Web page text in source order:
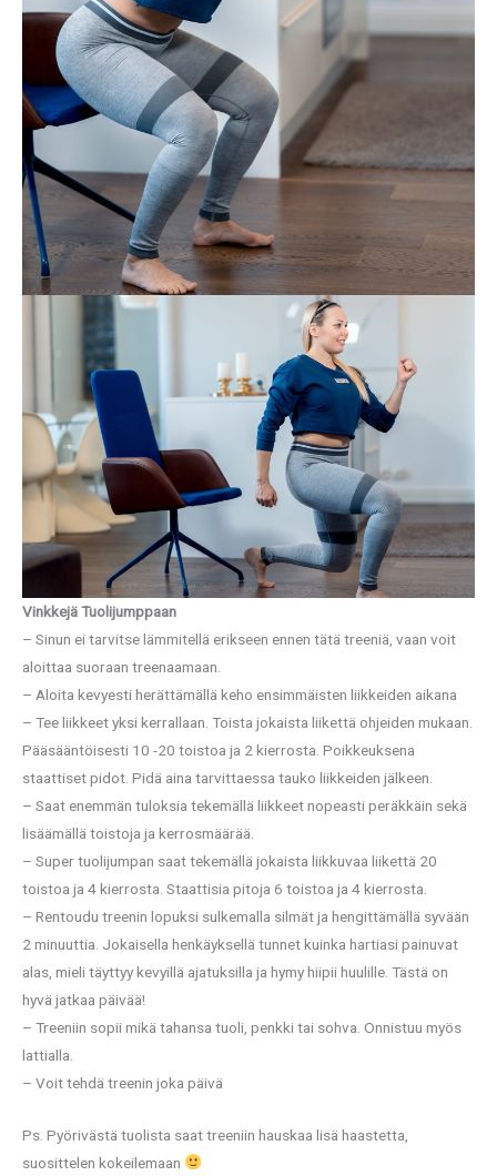
Vinkkejä Tuolijumppaan
– Sinun ei tarvitse lämmitellä erikseen ennen tätä treeniä, vaan voit
aloittaa suoraan treenaamaan.
– Aloita kevyesti herättämällä keho ensimmäisten liikkeiden aikana
– Tee liikkeet yksi kerrallaan. Toista jokaista liikettä ohjeiden mukaan.
Pääsääntöisesti 10 -20 toistoa ja 2 kierrosta. Poikkeuksena
staattiset pidot. Pidä aina tarvittaessa tauko liikkeiden jälkeen.
– Saat enemmän tuloksia tekemällä liikkeet nopeasti peräkkäin sekä
lisäämällä toistoja ja kerrosmäärää.
– Super tuolijumpan saat tekemällä jokaista liikkuvaa liikettä 20
toistoa ja 4 kierrosta. Staattisia pitoja 6 toistoa ja 4 kierrosta.
– Rentoudu treenin lopuksi sulkemalla silmät ja hengittämällä syvään
2 minuuttia. Jokaisella henkäyksellä tunnet kuinka hartiasi painuvat
alas, mieli täyttyy kevyillä ajatuksilla ja hymy hiipii huulille. Tästä on
hyvä jatkaa päivää!
– Treeniin sopii mikä tahansa tuoli, penkki tai sohva. Onnistuu myös
lattialla.
– Voit tehdä treenin joka päivä
Ps. Pyörivästä tuolista saat treeniin hauskaa lisä haastetta,
suosittelen kokeilemaan